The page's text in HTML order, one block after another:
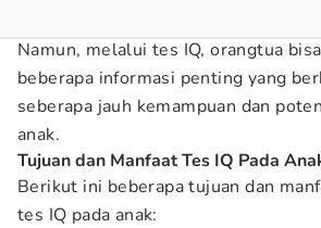
Namun, melalui tes IQ, orangtua
beberapa informasi penting yang
seberapa jauh kemampuan dan
anak.
Tujuan dan Manfaat Tes IQ Pada
Berikut ini beberapa tujuan dan
tes IQ pada anak: